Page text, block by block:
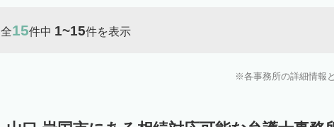
全15件中 1~15件を表示
各事務所の詳細情報